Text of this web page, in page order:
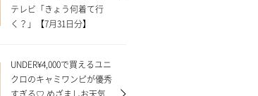
テレビ「きょう何着て行
く？」【7月31日分】
UNDER¥4,000で買えるユニ
クロのキャミワンピが優秀